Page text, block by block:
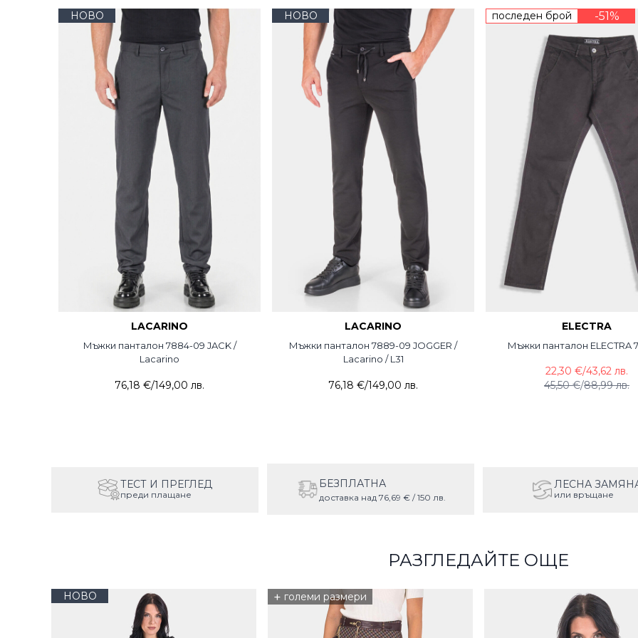
НОВО
LACARINO
Мъжки панталон 7884-09 JACK /
Lacarino
76,18 €/149,00 лв.
НОВО
LACARINO
Мъжки панталон 7889-09 JOGGER /
Lacarino / L31
76,18 €/149,00 лв.
последен брой -51%
ELECTRA
Мъжки панталон ELECTRA
45,50 €/88,99 лв.
22,30 €/43,62 лв.
ТЕСТ И ПРЕГЛЕД
преди плащане
БЕЗПЛАТНА
доставка над 76,69 € / 150 лв.
ЛЕСНА
или връщане
РАЗГЛЕДАЙТЕ ОЩЕ
НОВО + големи размери